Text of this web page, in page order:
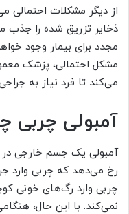
از دیگر مشکلات احتمالی
ذخایر تزریق شده را جذب
مجدد برای بیمار وجود
مشکل احتمالی، پزشک
می‌کند تا فرد نیاز به
آمبولی
آمبولی یک جسم خارجی
رخ می‌دهد که چربی وارد
چربی وارد رگ‌های خونی
نمی‌کند. با این حال،